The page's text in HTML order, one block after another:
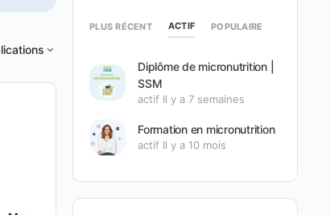
PLUS RÉCENT ACTIF POPULAIRE
Diplôme de micronutrition |
SSM
actif Il y a 7 semaines
Formation en micronutrition
actif Il y a 10 mois